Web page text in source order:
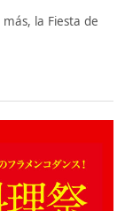
la Fiesta de